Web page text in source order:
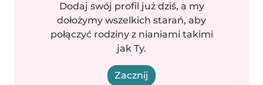
Dodaj swój profil już dziś, a my
dołożymy wszelkich starań, aby
połączyć rodziny z nianiami takimi
jak Ty.
Zacznij